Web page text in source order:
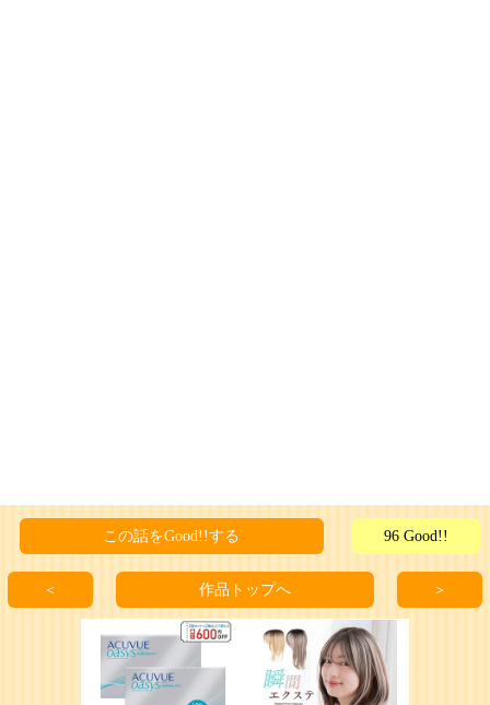
この話をGood!!する 96 Good!!
＜ 作品トップへ ＞